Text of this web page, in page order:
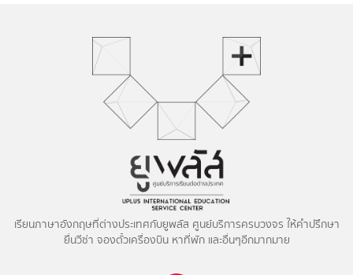
เรียนภาษาอังกฤษที่ต่างประเทศกับยูพลัส ศูนย์บริการครบวงจร ให้คำปรึกษา
ยื่นวีซ่า จองตั๋วเครื่องบิน หาที่พัก และอื่นๆอีกมากมาย